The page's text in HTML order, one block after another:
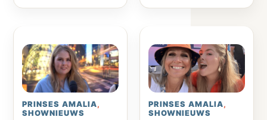
PRINSES AMALIA,
SHOWNIEUWS
PRINSES AMALIA,
SHOWNIEUWS